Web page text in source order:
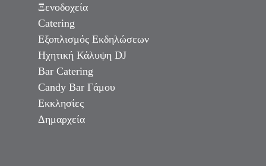
Ξενοδοχεία
Catering
Εξοπλισμός Εκδηλώσεων
Ηχητική Κάλυψη DJ
Bar Catering
Candy Bar Γάμου
Εκκλησίες
Δημαρχεία